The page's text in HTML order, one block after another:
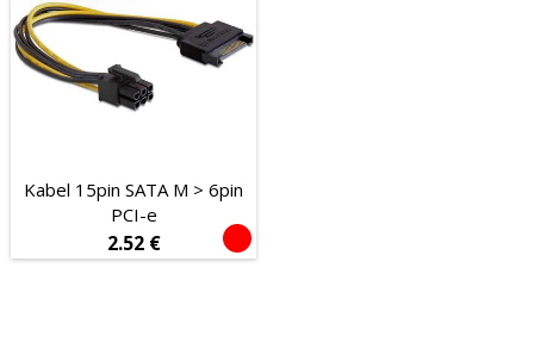
DisplayPort
HDMI
Strujni
USB
Kabel 15pin SATA M > 6pin
PCI-e
2.52 €